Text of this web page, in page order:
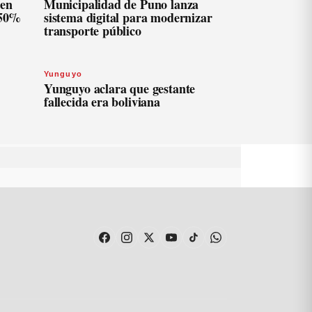
Municipalidad de Puno lanza
sistema digital para modernizar
transporte público
Yunguyo
Yunguyo aclara que gestante
fallecida era boliviana